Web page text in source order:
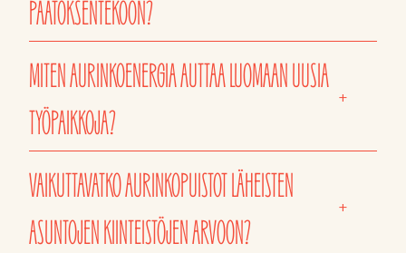
PÄÄTÖKSENTEKOON?
MITEN AURINKOENERGIA AUTTAA LUOMAAN UUSIA
TYÖPAIKKOJA?
+
VAIKUTTAVATKO AURINKOPUISTOT LÄHEISTEN
ASUNTOJEN KIINTEISTÖJEN ARVOON?
+